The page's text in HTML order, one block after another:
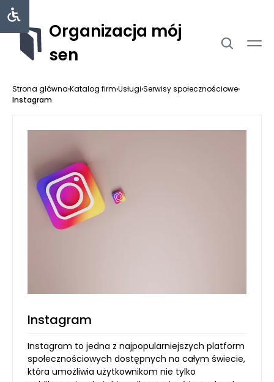
Organizacja mój
sen
Strona główna›Katalog firm›Usługi›Serwisy społecznościowe›
Instagram
Instagram
Instagram to jedna z najpopularniejszych platform
społecznościowych dostępnych na całym świecie,
która umożliwia użytkownikom nie tylko